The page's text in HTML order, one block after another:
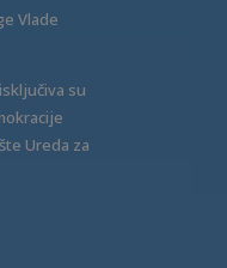
Vlade
su
Ureda za